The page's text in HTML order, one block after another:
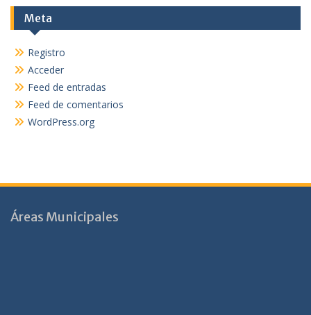
Meta
Registro
Acceder
Feed de entradas
Feed de comentarios
WordPress.org
Áreas Municipales